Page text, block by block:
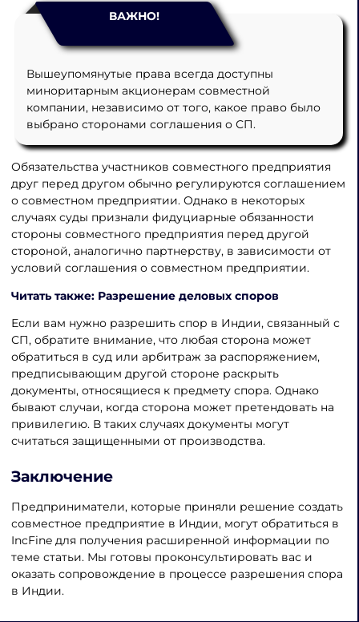
ВАЖНО!
Вышеупомянутые права всегда доступны
миноритарным акционерам совместной
компании, независимо от того, какое право было
выбрано сторонами соглашения о СП.
Обязательства участников совместного предприятия
друг перед другом обычно регулируются соглашением
о совместном предприятии. Однако в некоторых
случаях суды признали фидуциарные обязанности
стороны совместного предприятия перед другой
стороной, аналогично партнерству, в зависимости от
условий соглашения о совместном предприятии.
Читать также: Разрешение деловых споров
Если вам нужно разрешить спор в Индии, связанный с
СП, обратите внимание, что любая сторона может
обратиться в суд или арбитраж за распоряжением,
предписывающим другой стороне раскрыть
документы, относящиеся к предмету спора. Однако
бывают случаи, когда сторона может претендовать на
привилегию. В таких случаях документы могут
считаться защищенными от производства.
Заключение
Предприниматели, которые приняли решение создать
совместное предприятие в Индии, могут обратиться в
IncFine для получения расширенной информации по
теме статьи. Мы готовы проконсультировать вас и
оказать сопровождение в процессе разрешения спора
в Индии.